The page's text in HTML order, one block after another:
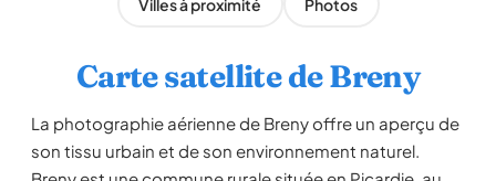
Carte satellite de Breny
La photographie aérienne de Breny offre un aperçu de
son tissu urbain et de son environnement naturel.